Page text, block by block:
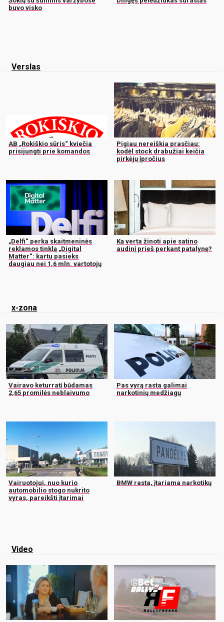
buvo visko
Verslas
AB „Rokiškio sūris“ kviečia
prisijungti prie komandos
Pigiau nereiškia prasčiau:
kodėl stock drabužiai keičia
pirkėjų įpročius
„Delfi“ perka skaitmeninės
reklamos tinklą „Digital
Matter“: kartu pasieks
daugiau nei 1,6 mln. vartotojų
Ką verta žinoti apie satino
audinį prieš perkant patalynę?
x-zona
Vairavo keturratį būdamas
2,65 promilės neblaivumo
Pas vyrą rasta galimai
narkotinių medžiagų
Vairuotojui, nuo kurio
automobilio stogo nukrito
vyras, pareikšti įtarimai
BMW rasta, įtariama narkotikų
Video